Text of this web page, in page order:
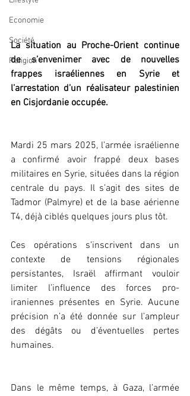
Economie
Société
Religion
La situation au Proche-Orient continue
de s’envenimer avec de nouvelles
frappes israéliennes en Syrie et
l’arrestation d’un réalisateur palestinien
en Cisjordanie occupée.
Mardi 25 mars 2025, l’armée israélienne
a confirmé avoir frappé deux bases
militaires en Syrie, situées dans la région
centrale du pays. Il s’agit des sites de
Tadmor (Palmyre) et de la base aérienne
T4, déjà ciblés quelques jours plus tôt.
Ces opérations s’inscrivent dans un
contexte de tensions régionales
persistantes, Israël affirmant vouloir
limiter l’influence des forces pro-
iraniennes présentes en Syrie. Aucune
précision n’a été donnée sur l’ampleur
des dégâts ou d’éventuelles pertes
humaines.
Dans le même temps, à Gaza, l’armée